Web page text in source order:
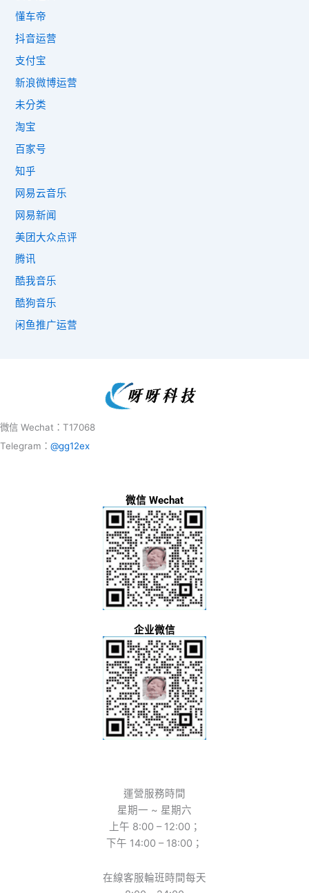
懂车帝
抖音运营
支付宝
新浪微博运营
未分类
淘宝
百家号
知乎
网易云音乐
网易新闻
美团大众点评
腾讯
酷我音乐
酷狗音乐
闲鱼推广运营
微信 Wechat：T17068
Telegram： @gg12ex
微信 Wechat
企业微信
運營服務時間
星期一 ~ 星期六
上午 8:00 – 12:00；
下午 14:00 – 18:00；
在線客服輪班時間每天